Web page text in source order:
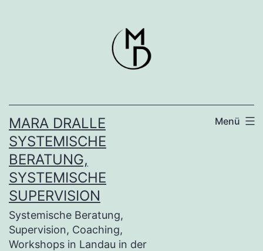
MARA DRALLE
SYSTEMISCHE
BERATUNG,
SYSTEMISCHE
SUPERVISION
Systemische Beratung,
Supervision, Coaching,
Workshops in Landau in der
Menü